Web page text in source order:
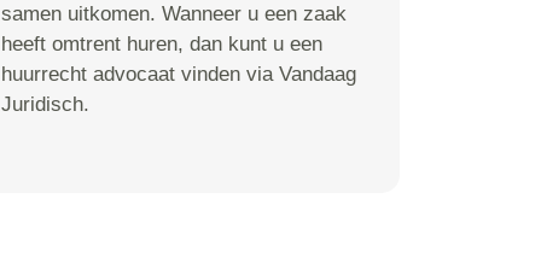
samen uitkomen. Wanneer u een zaak
heeft omtrent huren, dan kunt u een
huurrecht advocaat vinden via Vandaag
Juridisch.